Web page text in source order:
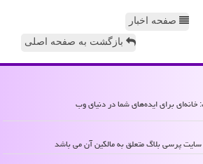
صفحه اخبار
بازگشت به صفحه اصلی
برای ایده‌های شما در دنیای وب